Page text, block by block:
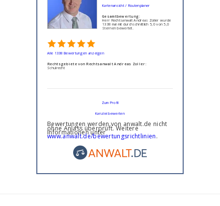
Kartenansicht / Routenplaner
Gesamtbewertung:
Herr Rechtsanwalt Andreas Zoller wurde
1338 mal mit durchschnittlich 5,0 von 5,0
Sternen bewertet.
Alle 1338 Bewertungen anzeigen
Rechtsgebiete von Rechtsanwalt Andreas Zoller:
Schulrecht
Zum Profil
Kanzlei bewerten
Bewertungen werden von anwalt.de nicht
ohne Anlass überprüft. Weitere
Informationen unter
www.anwalt.de/bewertungsrichtlinien.